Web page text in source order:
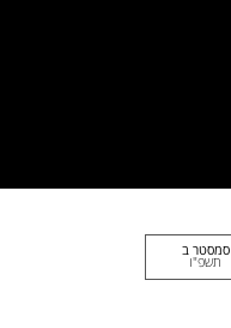
סמסטר ב
תשפ"ו